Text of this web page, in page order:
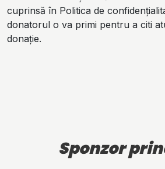
cuprinsă în Politica de
donatorul o va primi pentru a citi
donație.
Sponzor